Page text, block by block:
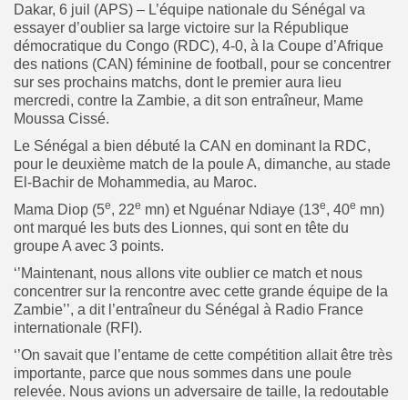
FR
Dakar, 6 juil (APS) – L’équipe nationale du Sénégal va
essayer d’oublier sa large victoire sur la République
démocratique du Congo (RDC), 4-0, à la Coupe d’Afrique
des nations (CAN) féminine de football, pour se concentrer
sur ses prochains matchs, dont le premier aura lieu
mercredi, contre la Zambie, a dit son entraîneur, Mame
Moussa Cissé.
Le Sénégal a bien débuté la CAN en dominant la RDC,
pour le deuxième match de la poule A, dimanche, au stade
El-Bachir de Mohammedia, au Maroc.
Mama Diop (5e, 22e mn) et Nguénar Ndiaye (13e, 40e mn)
ont marqué les buts des Lionnes, qui sont en tête du
groupe A avec 3 points.
‘’Maintenant, nous allons vite oublier ce match et nous
concentrer sur la rencontre avec cette grande équipe de la
Zambie’’, a dit l’entraîneur du Sénégal à Radio France
internationale (RFI).
‘’On savait que l’entame de cette compétition allait être très
importante, parce que nous sommes dans une poule
relevée. Nous avions un adversaire de taille, la redoutable